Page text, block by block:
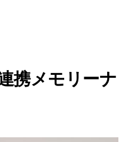
携メモリーナ